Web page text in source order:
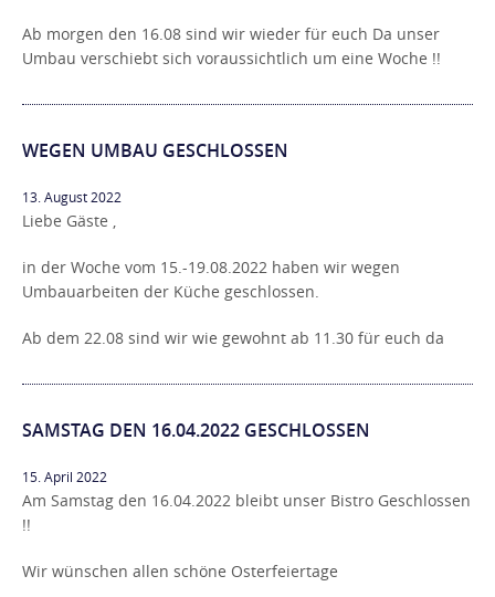
Ab morgen den 16.08 sind wir wieder für euch Da unser
Umbau verschiebt sich voraussichtlich um eine Woche !!
WEGEN UMBAU GESCHLOSSEN
13. August 2022
Liebe Gäste ,
in der Woche vom 15.-19.08.2022 haben wir wegen
Umbauarbeiten der Küche geschlossen.
Ab dem 22.08 sind wir wie gewohnt ab 11.30 für euch da
SAMSTAG DEN 16.04.2022 GESCHLOSSEN
15. April 2022
Am Samstag den 16.04.2022 bleibt unser Bistro Geschlossen
!!
Wir wünschen allen schöne Osterfeiertage